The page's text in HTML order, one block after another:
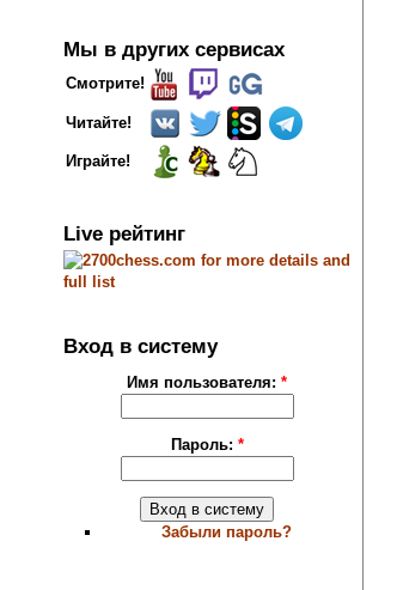
Мы в других сервисах
Смотрите!
Читайте!
Играйте!
Live рейтинг
Вход в систему
Имя пользователя:*
Пароль: *
Забыли пароль?